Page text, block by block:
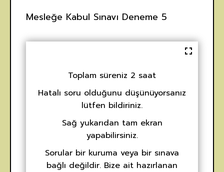
Mesleğe Kabul Sınavı Deneme 5
Toplam süreniz 2 saat
Hatalı soru olduğunu düşünüyorsanız
lütfen bildiriniz.
Sağ yukarıdan tam ekran
yapabilirsiniz.
Sorular bir kuruma veya bir sınava
bağlı değildir. Bize ait hazırlanan